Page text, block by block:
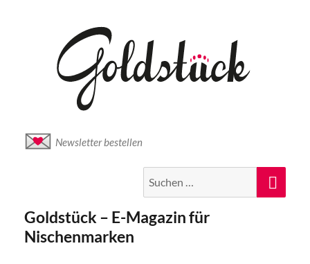
Newsletter bestellen
nach:
Goldstück – E-Magazin für
Nischenmarken